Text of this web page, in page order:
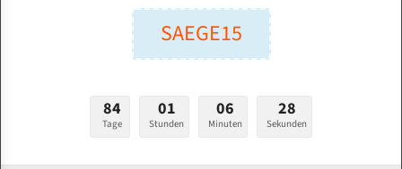
Länge (mm):
Stärken + Zahnteilung:
mm
Bandmesser Glatt Meterware
Konvex Meterware
SAEGE15
84
Tage
01
Stunden
06
Minuten
27
Sekunden